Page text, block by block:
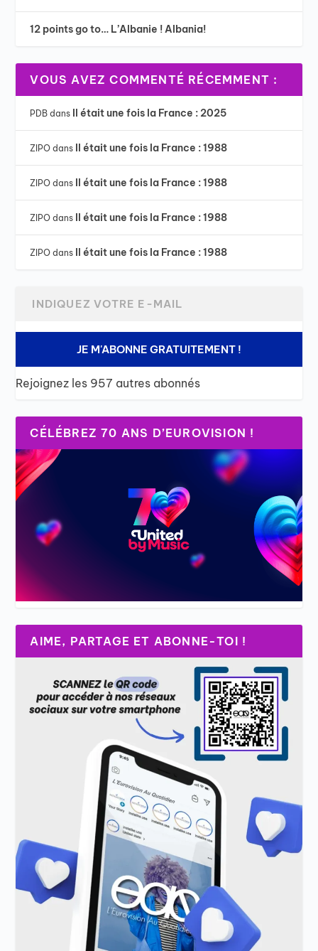
12 points go to… L’Albanie ! Albania!
VOUS AVEZ COMMENTÉ RÉCEMMENT :
PDB dans Il était une fois la France : 2025
ZIPO dans Il était une fois la France : 1988
ZIPO dans Il était une fois la France : 1988
ZIPO dans Il était une fois la France : 1988
ZIPO dans Il était une fois la France : 1988
JE M'ABONNE GRATUITEMENT !
Rejoignez les 957 autres abonnés
CÉLÉBREZ 70 ANS D’EUROVISION !
AIME, PARTAGE ET ABONNE-TOI !